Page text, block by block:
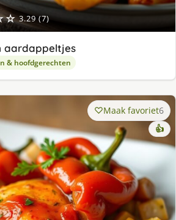
3.29 (7)
aardappeltjes
& hoofdgerechten
Maak favoriet6
👍